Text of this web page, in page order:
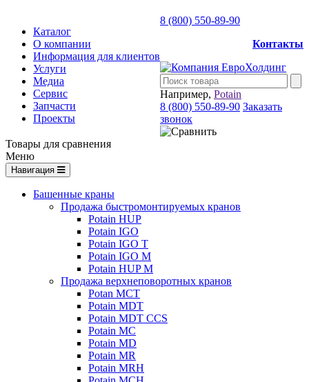
Каталог
О компании
Информация для клиентов
Услуги
Медиа
Сервис
Запчасти
Проекты
8 (800) 550-89-90
Контакты
Например, Potain
8 (800) 550-89-90 Заказать
звонок
Товары для сравнения
Меню
Навигация
Башенные краны
Продажа быстромонтируемых кранов
Potain HUP
Potain IGO
Potain IGO T
Potain IGO M
Potain HUP M
Продажа верхнеповоротных кранов
Potan MCT
Potain MDT
Potain MDT CCS
Potain MC
Potain MD
Potain MR
Potain MRH